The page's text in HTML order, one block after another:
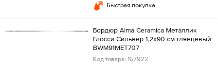
Быстрая покупка
Бордюр Alma Ceramica Металлик
Глосси Сильвер 1,2x90 см глянцевый
BWM91MET707
Код товара: 167922